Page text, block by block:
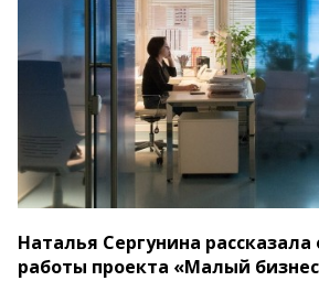
Наталья Сергунина рассказала
работы проекта «Малый